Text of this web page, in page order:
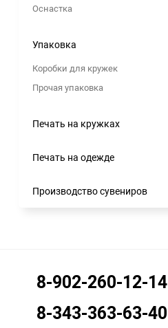
Оснастка
Упаковка
Коробки для кружек
Прочая упаковка
Печать на кружках
Печать на одежде
Производство сувениров
8-902-260-12-14
8-343-363-63-40